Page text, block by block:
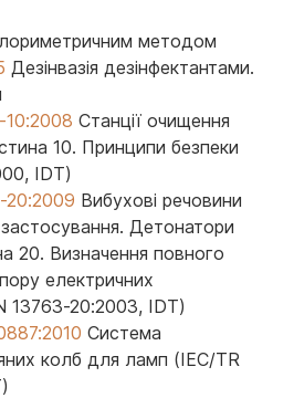
методом
Дезінвазія дезінфектантами.
Станції очищення
10. Принципи безпеки
IDT)
Вибухові речовини
Детонатори
20. Визначення повного
електричних
13763-20:2003, IDT)
Система
колб для ламп (IEC/TR